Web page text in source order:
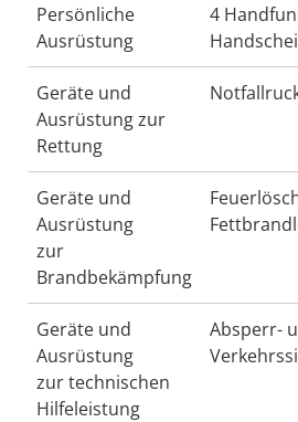
Persönliche
Ausrüstung
4
Geräte und
Ausrüstung zur
Rettung
Geräte und
Ausrüstung
zur
Brandbekämpfung
Geräte und
Ausrüstung
zur technischen
Hilfeleistung
Absperr-